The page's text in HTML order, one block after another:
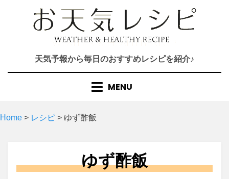
天気予報から毎日のおすすめレシピを紹介♪
MENU
Home > レシピ > ゆず酢飯
ゆず酢飯